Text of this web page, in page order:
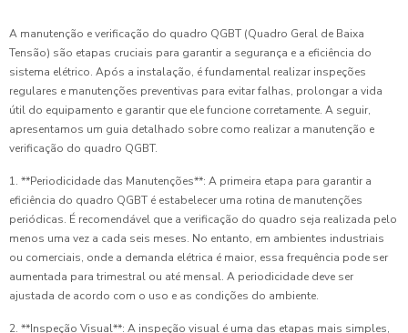
A manutenção e verificação do quadro QGBT (Quadro Geral de Baixa
Tensão) são etapas cruciais para garantir a segurança e a eficiência do
sistema elétrico. Após a instalação, é fundamental realizar inspeções
regulares e manutenções preventivas para evitar falhas, prolongar a vida
útil do equipamento e garantir que ele funcione corretamente. A seguir,
apresentamos um guia detalhado sobre como realizar a manutenção e
verificação do quadro QGBT.
1. **Periodicidade das Manutenções**: A primeira etapa para garantir a
eficiência do quadro QGBT é estabelecer uma rotina de manutenções
periódicas. É recomendável que a verificação do quadro seja realizada pelo
menos uma vez a cada seis meses. No entanto, em ambientes industriais
ou comerciais, onde a demanda elétrica é maior, essa frequência pode ser
aumentada para trimestral ou até mensal. A periodicidade deve ser
ajustada de acordo com o uso e as condições do ambiente.
2. **Inspeção Visual**: A inspeção visual é uma das etapas mais simples,